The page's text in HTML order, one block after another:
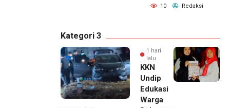
10 Redaksi
Kategori 3
1 hari
lalu
KKN
Undip
Edukasi
Warga